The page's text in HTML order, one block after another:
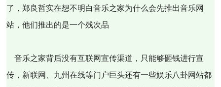
了，郑良哲实在想不明白音乐之家为什么会先推出音乐网
站，他们推出的是一个残次品
音乐之家背后没有互联网宣传渠道，只能够砸钱进行宣
传，新联网、九州在线等门户巨头还有一些娱乐八卦网站都